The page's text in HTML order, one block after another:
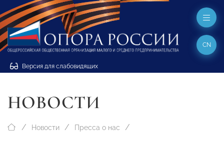
Версия для слабовидящих
CN
НОВОСТИ
Новости Пресса о нас